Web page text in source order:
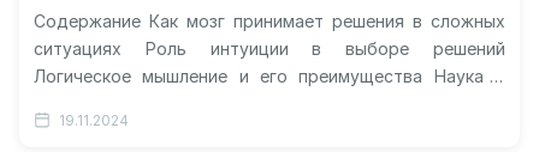
Содержание Как мозг принимает решения в сложных
ситуациях Роль интуиции в выборе решений
Логическое мышление и его преимущества Наука о
19.11.2024